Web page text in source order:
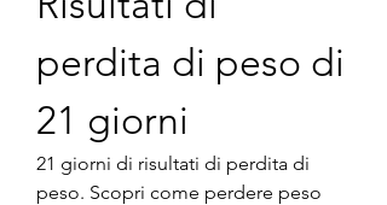
perdita di peso di
21 giorni
21 giorni di risultati di perdita di
peso. Scopri come perdere peso